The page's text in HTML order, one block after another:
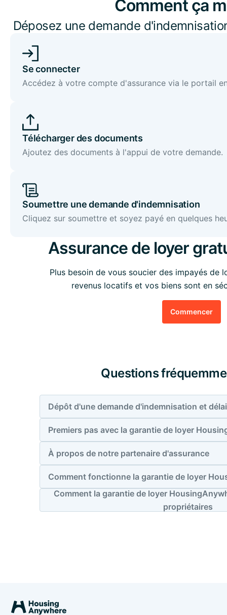
Comment ça
Déposez une demande
Se connecter
Accédez à votre compte d'assurance via le portail
Télécharger des documents
Ajoutez des documents à l'appui de votre demande.
Soumettre une demande d'indemnisation
Cliquez sur soumettre et soyez payé en quelques
Assurance de loyer
Plus besoin de vous soucier des impayés de
revenus locatifs et vos biens sont en
Commencer
Questions
Dépôt d'une demande d'indemnisation et
Premiers pas avec la garantie de loyer
À propos de notre partenaire d'assurance
Comment fonctionne la garantie de loyer
Comment la garantie de loyer
propriétaires